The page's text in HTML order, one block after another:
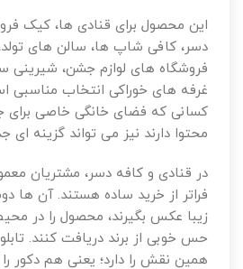
این محصول برای قنادی ها، کیک
دسر، کافی شاپ ها، سالن های
فروشگاه های لوازم جشن، شیرینی
غرفه های خوراکی انتخاب مناسبی
کسانی که فضای خانگی خاصی برای
محتوا دارند نیز می تواند گزینه ای
در قنادی و کافه دسر، مشتریان
فراتر از خرید ساده هستند. آن ها
زیبا عکس بگیرند، محصول را در
حس خوبی از برند دریافت کنند.
همین نقش را دارد؛ یعنی هم دکور